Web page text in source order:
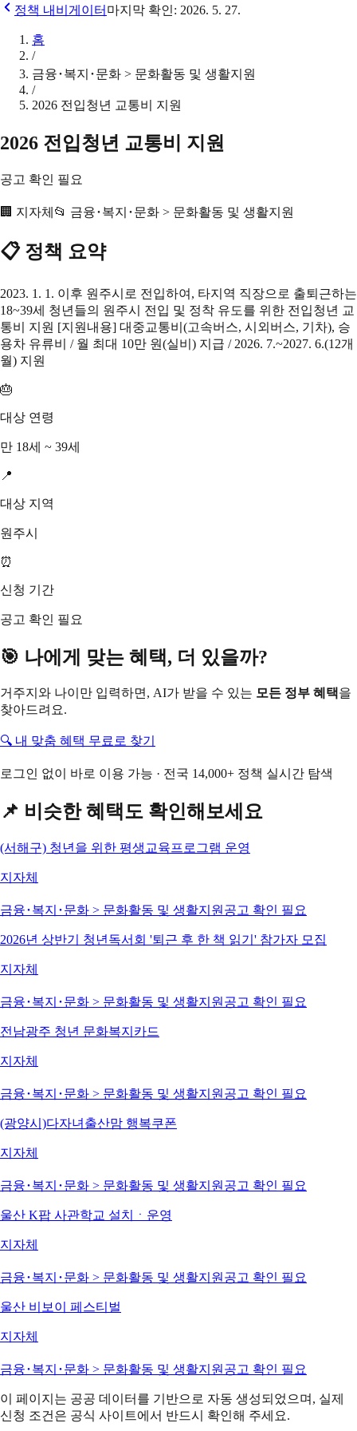
정책 내비게이터 마지막 확인: 2026. 5. 27.
홈
/
금융･복지･문화 > 문화활동 및 생활지원
/
2026 전입청년 교통비 지원
2026 전입청년 교통비 지원
공고 확인 필요
🏢 지자체 📂 금융･복지･문화 > 문화활동 및 생활지원
📋 정책 요약
2023. 1. 1. 이후 원주시로 전입하여, 타지역 직장으로 출퇴근하는
18~39세 청년들의 원주시 전입 및 정착 유도를 위한 전입청년 교
통비 지원 [지원내용] 대중교통비(고속버스, 시외버스, 기차), 승
용차 유류비 / 월 최대 10만 원(실비) 지급 / 2026. 7.~2027. 6.(12개
월) 지원
🎂
대상 연령
만 18세 ~ 39세
📍
대상 지역
원주시
⏰
신청 기간
공고 확인 필요
🎯 나에게 맞는 혜택, 더 있을까?
거주지와 나이만 입력하면, AI가 받을 수 있는 모든 정부 혜택을
찾아드려요.
🔍 내 맞춤 혜택 무료로 찾기
로그인 없이 바로 이용 가능 · 전국 14,000+ 정책 실시간 탐색
📌 비슷한 혜택도 확인해보세요
(서해구) 청년을 위한 평생교육프로그램 운영
지자체
금융･복지･문화 > 문화활동 및 생활지원 공고 확인 필요
2026년 상반기 청년독서회 '퇴근 후 한 책 읽기' 참가자 모집
지자체
금융･복지･문화 > 문화활동 및 생활지원 공고 확인 필요
전남광주 청년 문화복지카드
지자체
금융･복지･문화 > 문화활동 및 생활지원 공고 확인 필요
(광양시)다자녀출산맘 행복쿠폰
지자체
금융･복지･문화 > 문화활동 및 생활지원 공고 확인 필요
울산 K팝 사관학교 설치ㆍ운영
지자체
금융･복지･문화 > 문화활동 및 생활지원 공고 확인 필요
울산 비보이 페스티벌
지자체
금융･복지･문화 > 문화활동 및 생활지원 공고 확인 필요
이 페이지는 공공 데이터를 기반으로 자동 생성되었으며, 실제
신청 조건은 공식 사이트에서 반드시 확인해 주세요.